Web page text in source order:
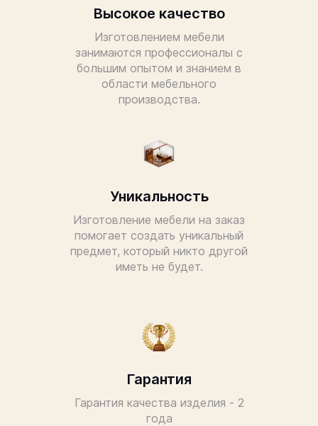
Высокое качество
Изготовлением мебели
занимаются профессионалы с
большим опытом и знанием в
области мебельного
производства.
Уникальность
Изготовление мебели на заказ
помогает создать уникальный
предмет, который никто другой
иметь не будет.
Гарантия
Гарантия качества изделия - 2
года